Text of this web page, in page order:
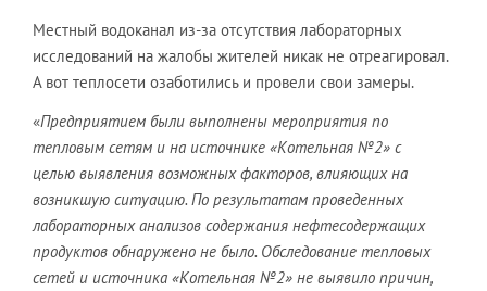
Местный водоканал из-за отсутствия лабораторных
исследований на жалобы жителей никак не отреагировал.
А вот теплосети озаботились и провели свои замеры.
«Предприятием были выполнены мероприятия по
тепловым сетям и на источнике «Котельная №2» с
целью выявления возможных факторов, влияющих на
возникшую ситуацию. По результатам проведенных
лабораторных анализов содержания нефтесодержащих
продуктов обнаружено не было. Обследование тепловых
сетей и источника «Котельная №2» не выявило причин,